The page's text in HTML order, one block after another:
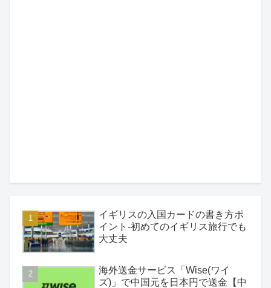
イギリスの入国カードの書き方ポ
イント-初めてのイギリス旅行でも
大丈夫
海外送金サービス「Wise(ワイ
ズ)」で中国元を日本円で送金【中